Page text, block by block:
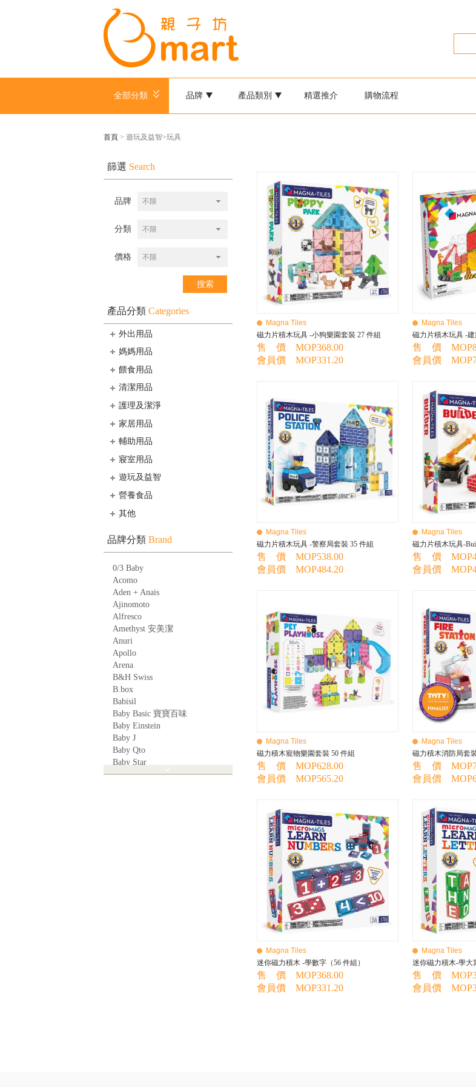
全部分類 品牌 產品類別 精選推介 購物流程
首頁 > 遊玩及益智>玩具
篩選 Search
品牌 不限
分類 不限
價格 不限
產品分類 Categories
外出用品
媽媽用品
餵食用品
清潔用品
護理及潔淨
家居用品
輔助用品
寢室用品
遊玩及益智
營養食品
其他
品牌分類 Brand
0/3 Baby
Acomo
Aden + Anais
Ajinomoto
Alfresco
Amethyst 安美潔
Anuri
Apollo
Arena
B&H Swiss
B.box
Babisil
Baby Basic 寶寶百味
Baby Einstein
Baby J
Baby Qto
Baby Star
BabyBest
Magna Tiles
磁力片積木玩具 -小狗樂園套裝 27 件組
售 價 MOP368.00
會員價 MOP331.20
Magna Tiles
磁力片積木玩具 -
售 價
會員價
Magna Tiles
磁力片積木玩具 -警察局套裝 35 件組
售 價 MOP538.00
會員價 MOP484.20
Magna Tiles
磁力片積木玩具-
售 價
會員價
Magna Tiles
磁力積木寵物樂園套裝 50 件組
售 價 MOP628.00
會員價 MOP565.20
Magna Tiles
磁力積木消防局套
售 價
會員價
Magna Tiles
迷你磁力積木 -學數字（56 件組）
售 價 MOP368.00
會員價 MOP331.20
Magna Tiles
迷你磁力積木-學大
售 價
會員價